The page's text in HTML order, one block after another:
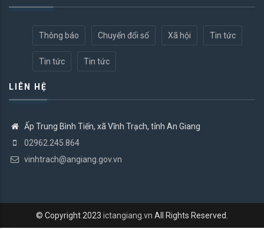
Thông báo Chuyển đổi số Xã hội Tin tức
Tin tức Tin tức
LIÊN HỆ
Ấp Trung Bình Tiến, xã Vĩnh Trạch, tỉnh An Giang
02962.245.864
vinhtrach@angiang.gov.vn
© Copyright 2023 ictangiang.vn All Rights Reserved.